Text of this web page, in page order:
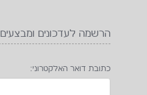
הרשמה לעדכונים ומבצעים
כתובת דואר האלקטרוני: